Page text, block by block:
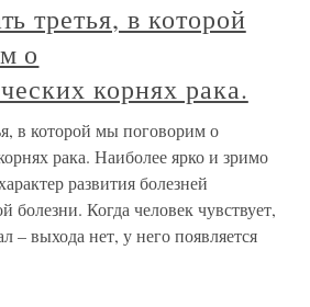
третья, в которой
о
корнях рака.
в которой мы поговорим о
рака. Наиболее ярко и зримо
развития болезней
болезни. Когда человек чувствует,
– выхода нет, у него появляется